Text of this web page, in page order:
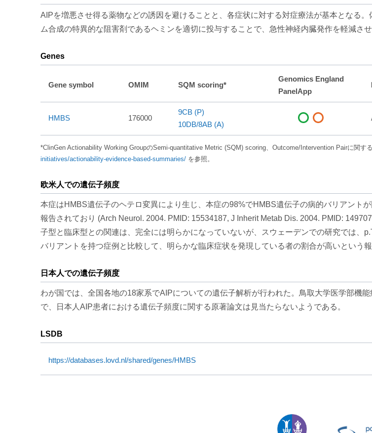
AIPを増悪させ得る薬物などの誘因を避けることと、各症状に対する対症療法が基本となる
ム合成の特異的な阻害剤であるヘミンを適切に投与することで、急性神経内臓発作を軽減さ
Genes
Gene symbol OMIM SQM scoring*
Genomics England
PanelApp
HMBS 176000
9CB (P)
10DB/8AB (A)
*ClinGen Actionability Working GroupのSemi-quantitative Metric (SQM) scoring、Outcome/Intervention Pairに関す
initiatives/actionability-evidence-based-summaries/ を参照。
欧米人での遺伝子頻度
本症はHMBS遺伝子のヘテロ変異により生じ、本症の98%でHMBS遺伝子の病的バリアント
報告されており (Arch Neurol. 2004. PMID: 15534187, J Inherit Metab Dis. 2004. PMID:
子型と臨床型との関連は、完全には明らかになっていないが、スウェーデンでの研究では、
バリアントを持つ症例と比較して、明らかな臨床症状を発現している者の割合が高いという
日本人での遺伝子頻度
わが国では、全国各地の18家系でAIPについての遺伝子解析が行われた。鳥取大学医学部機
で、日本人AIP患者における遺伝子頻度に関する原著論文は見当たらないようである。
LSDB
https://databases.lovd.nl/shared/genes/HMBS